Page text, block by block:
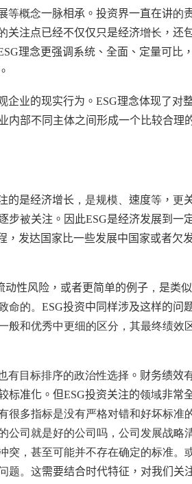
等概念一脉相承。投资界一直在讲的
关注点已经不仅仅只是经济增长 ，还
理念更强调系统、全面、定量可比
企业的现实行为。 ESG理念体现了对
内部不同主体之间形成一个比较合理
的是经济增长 ，是规模、 速度等 ， 更
步被关注。因此ESG是经济发展到一
，发达国家比一些发展中国家或者欠
动性风险，或者更简单的例子 ， 是类
命的。 ESG投资中同样涉及这样的问
和优秀中更细的区分，其最终绩效
有目标排序的政治性选择 。财务绩效
标准化。但ESG投资关注的领域非常
多指标是没有严格对错和好坏标准
公司就是好的公司吗，公司发展战略
突，甚至可能并不存在确定的标准。
题。这需要结合时代特征，对我们关